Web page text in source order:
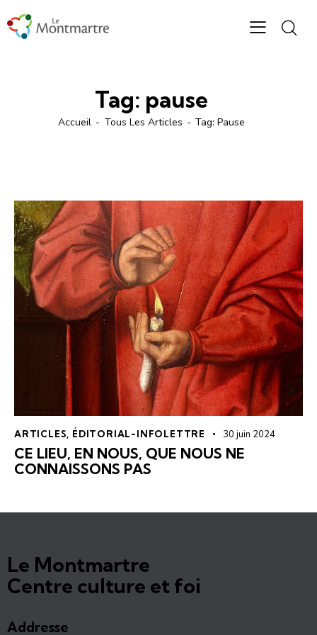
Tag: pause
Accueil Tous Les Articles Tag: Pause
ARTICLES, ÉDITORIAL-INFOLETTRE 30 juin 2024
CE LIEU, EN NOUS, QUE NOUS NE
CONNAISSONS PAS
Le Montmartre
Centre culture et foi
Addresse